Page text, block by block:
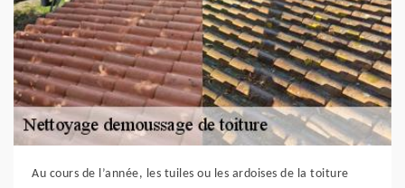
Au cours de l’année, les tuiles ou les ardoises de la toiture